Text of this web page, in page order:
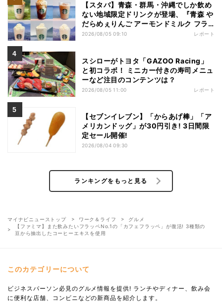
【スタバ】青森・群馬・沖縄でしか飲め
ない地域限定ドリンクが登場、『青森 や
だらめぇりんご アーモンドミルク フラ
ペチーノ』など6種を本気レビュー
2026/08/05 09:10 レポート
スシローがトヨタ「GAZOO Racing」
と初コラボ！ ミニカー付きの寿司メニュ
ーなど注目のコンテンツは？
2026/08/05 11:00 レポート
【セブンイレブン】「からあげ棒」「ア
メリカンドッグ」が30円引き! 3日間限
定セール開催!
2026/08/04 09:30
ランキングをもっと見る
マイナビニューストップ ワーク＆ライフ
グルメ
【ファミマ】また飲みたいフラッペNo.1の「カフェフラッペ」が復活! 3種類の
豆から抽出したコーヒーエキスを使用
このカテゴリーについて
ビジネスパーソン必見のグルメ情報を提供! ランチやディナー、飲み会
に便利な店舗、コンビニなどの新商品を紹介します。